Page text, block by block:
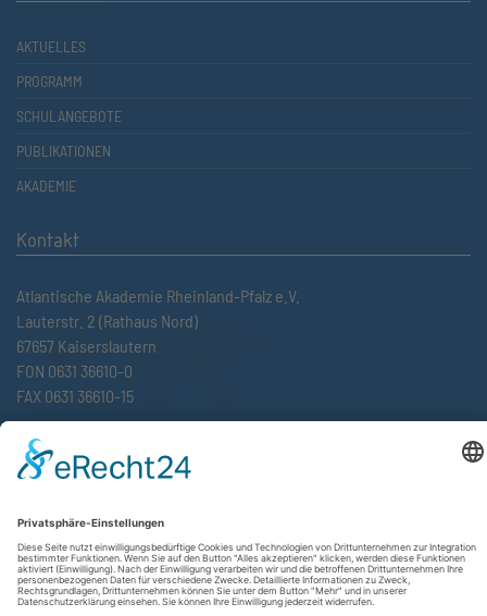
AKTUELLES
PROGRAMM
SCHULANGEBOTE
PUBLIKATIONEN
AKADEMIE
Kontakt
Atlantische Akademie Rheinland-Pfalz e.V.
Lauterstr. 2 (Rathaus Nord)
67657 Kaiserslautern
FON 0631 36610-0
FAX 0631 36610-15
©2026 Atlantische Akademie Rheinland-Pfalz e. V. |
Impressum|Datenschutzerklärung|AGB|Newsletter|
Cookie-Einstellungen